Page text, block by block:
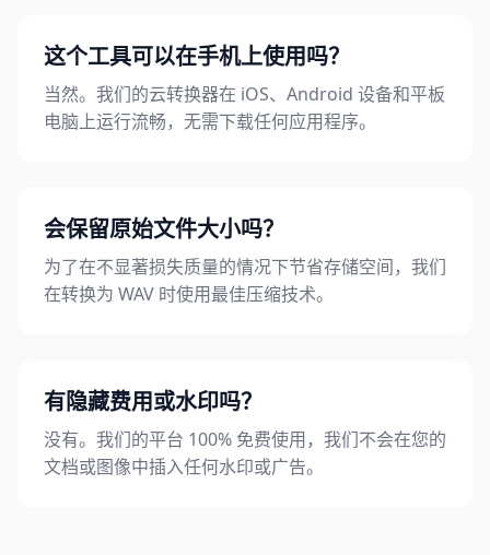
这个工具可以在手机上使用吗？
当然。我们的云转换器在 iOS、Android 设备和平板
电脑上运行流畅，无需下载任何应用程序。
会保留原始文件大小吗？
为了在不显著损失质量的情况下节省存储空间，我们
在转换为 WAV 时使用最佳压缩技术。
有隐藏费用或水印吗？
没有。我们的平台 100% 免费使用，我们不会在您的
文档或图像中插入任何水印或广告。